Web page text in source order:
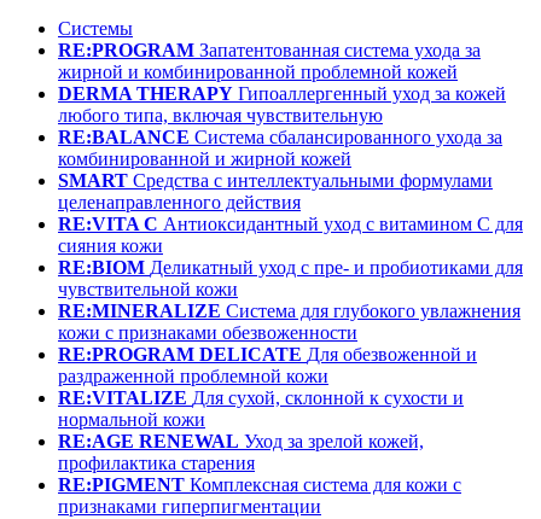
Системы
RE:PROGRAM Запатентованная система ухода за
жирной и комбинированной проблемной кожей
DERMA THERAPY Гипоаллергенный уход за кожей
любого типа, включая чувствительную
RE:BALANCE Система сбалансированного ухода за
комбинированной и жирной кожей
SMART Средства с интеллектуальными формулами
целенаправленного действия
RE:VITA C Антиоксидантный уход с витамином С для
сияния кожи
RE:BIOM Деликатный уход с пре- и пробиотиками для
чувствительной кожи
RE:MINERALIZE Система для глубокого увлажнения
кожи с признаками обезвоженности
RE:PROGRAM DELICATE Для обезвоженной и
раздраженной проблемной кожи
RE:VITALIZE Для сухой, склонной к сухости и
нормальной кожи
RE:AGE RENEWAL Уход за зрелой кожей,
профилактика старения
RE:PIGMENT Комплексная система для кожи с
признаками гиперпигментации